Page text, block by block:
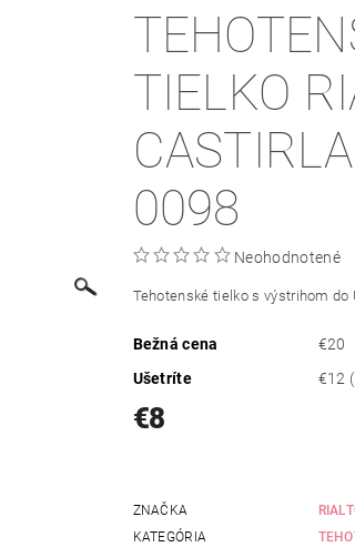
TIELKO
0098
Neohodnotené
Tehotenské tielko s výstrihom do
Bežná cena
€20
Ušetríte
€12
€8
ZNAČKA
KATEGÓRIA